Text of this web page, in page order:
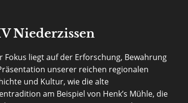
Niederzissen
Fokus liegt auf der Erforschung, Bewahrung
unserer reichen regionalen
und Kultur, wie die alte
am Beispiel von Henk’s Mühle, die